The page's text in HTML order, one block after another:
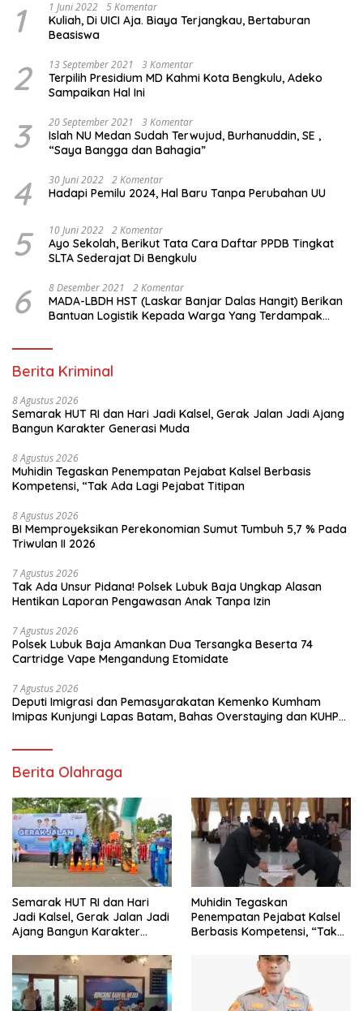
1 1 Juni 2022 5 Komentar
Kuliah, Di UICI Aja. Biaya Terjangkau, Bertaburan
Beasiswa
2 13 September 2021 3 Komentar
Terpilih Presidium MD Kahmi Kota Bengkulu, Adeko
Sampaikan Hal Ini
3 20 September 2021 3 Komentar
Islah NU Medan Sudah Terwujud, Burhanuddin, SE ,
“Saya Bangga dan Bahagia”
4 30 Juni 2022 2 Komentar
Hadapi Pemilu 2024, Hal Baru Tanpa Perubahan UU
5 10 Juni 2022 2 Komentar
Ayo Sekolah, Berikut Tata Cara Daftar PPDB Tingkat
SLTA Sederajat Di Bengkulu
6 8 Desember 2021 2 Komentar
MADA-LBDH HST (Laskar Banjar Dalas Hangit) Berikan
Bantuan Logistik Kepada Warga Yang Terdampak
Berita Kriminal
8 Agustus 2026
Semarak HUT RI dan Hari Jadi Kalsel, Gerak Jalan Jadi Ajang
Bangun Karakter Generasi Muda
8 Agustus 2026
Muhidin Tegaskan Penempatan Pejabat Kalsel Berbasis
Kompetensi, “Tak Ada Lagi Pejabat Titipan
8 Agustus 2026
BI Memproyeksikan Perekonomian Sumut Tumbuh 5,7 % Pada
Triwulan II 2026
7 Agustus 2026
Tak Ada Unsur Pidana! Polsek Lubuk Baja Ungkap Alasan
Hentikan Laporan Pengawasan Anak Tanpa Izin
7 Agustus 2026
Polsek Lubuk Baja Amankan Dua Tersangka Beserta 74
Cartridge Vape Mengandung Etomidate
7 Agustus 2026
Deputi Imigrasi dan Pemasyarakatan Kemenko Kumham
Imipas Kunjungi Lapas Batam, Bahas Overstaying dan KUHP
Berita Olahraga
Semarak HUT RI dan Hari
Jadi Kalsel, Gerak Jalan Jadi
Ajang Bangun Karakter
Muhidin Tegaskan
Penempatan Pejabat Kalsel
Berbasis Kompetensi, “Tak